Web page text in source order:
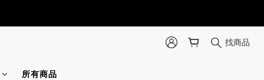
找商品
所有商品